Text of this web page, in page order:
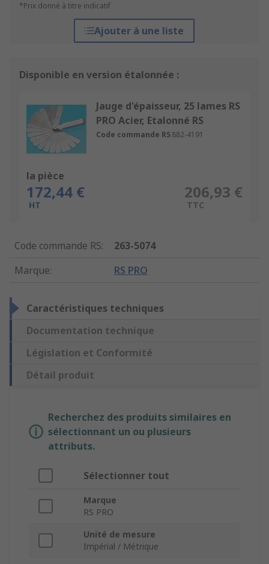
*Prix donné à titre indicatif
Ajouter à une liste
Disponible en version étalonnée :
Jauge d'épaisseur, 25 lames RS
PRO Acier, Etalonné RS
Code commande RS882-4191
la pièce
172,44 €
HT
206,93 €
TTC
Code commande RS:
263-5074
Marque: RS PRO
Caractéristiques techniques
Documentation technique
Législation et Conformité
Détail produit
Recherchez des produits similaires en
sélectionnant un ou plusieurs
attributs.
Sélectionner tout
Marque
RS PRO
Unité de mesure
Impérial / Métrique